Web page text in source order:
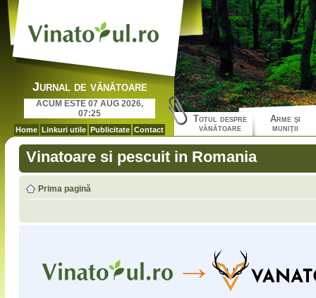
Jurnal de vânătoare
ACUM ESTE 07 AUG 2026,
07:25
Home Linkuri utile Publicitate Contact
Totul despre
vânătoare
Arme şi
muniţii
Vinatoare si pescuit in Romania
Prima pagină